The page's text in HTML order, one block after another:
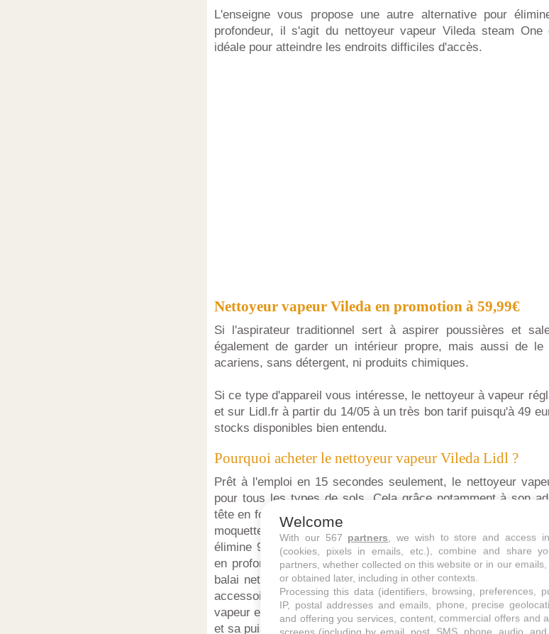
L'enseigne vous propose une autre alternative pour
profondeur, il s'agit du nettoyeur vapeur Vileda steam
idéale pour atteindre les endroits difficiles d'accès.
Nettoyeur vapeur Vileda en promotion à 59,99€
Si l'aspirateur traditionnel sert à aspirer poussières et
également de garder un intérieur propre, mais aussi de
acariens, sans détergent, ni produits chimiques.
Si ce type d'appareil vous intéresse, le nettoyeur à vapeur
et sur Lidl.fr à partir du 14/05 à un très bon tarif puisqu'à 49
stocks disponibles bien entendu.
Pourquoi acheter le nettoyeur vapeur Vileda Lidl ?
Prêt à l'emploi en 15 secondes seulement, le nettoyeur
pour tous les types de sols. Cela grâce notamment à son
tête en forme de triangle pour les recoins ou les escaliers
moquette se clipsent facilement. Il se veut être un allié pour
élimine 99,99% des bactéries sans produits chimiques. Il a
en profondeur des sols. Son cordon d'alimentation mesure
balai nettoyeur vapeur Lidl Vileda steam est livré avec un
accessoire moquette inclus. Lors de l'utilisation on peut régler
vapeur en fonction de ses besoins. En ce qui concerne le
et sa puissance est de 1550 W.
Welcome
With our 567 partners , we wish to store and access
(cookies, pixels in emails, etc.), combine and share
partners, whether collected on this website or in our
or obtained later, including in other contexts.
Processing this data (identifiers, browsing, preferences,
IP, postal addresses and emails, phone, precise
and offering you services, content, commercial offers and
screens (including by email, post, SMS, phone, audio,